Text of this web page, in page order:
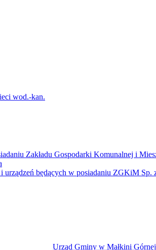
wod.-kan.
Zakładu Gospodarki Komunalnej i
urządzeń będących w posiadaniu ZGKiM
Urząd Gminy w Małkini Górnej